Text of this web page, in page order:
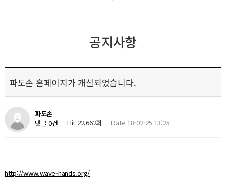
공지사항
파도손 홈페이지가 개설되었습니다.
파도손
댓글 0건
Hit 22,662회 Date 18-02-25 13:25
http://www.wave-hands.org/